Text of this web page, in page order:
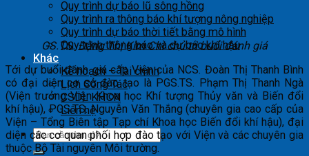
Quy trình dự báo lũ sông hồng
Quy trình ra thông báo khí tượng nông nghiệp
Quy trình dự báo thời tiết bằng mô hình
Quy trình thông báo và dự báo khí hậu
Khác
Kế hoạch – Tài chính
Lịch Công Tác
CSDL KHCN
Liên hệ
GS.TS. Đặng Thị Kim Chi chủ trì buổi đánh giá
Tới dự buổi đánh giá cấp Viện của NCS. Đoàn Thị Thanh Bình
có đại diện cơ sở đào tạo là PGS.TS. Phạm Thị Thanh Ngà
(Viện trưởng Viện Khoa học Khí tượng Thủy văn và Biến đổi
khí hậu), PGS.TS. Nguyễn Văn Thắng (chuyên gia cao cấp của
Viện – Tổng Biên tập Tạp chí Khoa học Biến đổi khí hậu), đại
diện các cơ quan phối hợp đào tạo với Viện và các chuyên gia
thuộc Bộ Tài nguyên Môi trường.